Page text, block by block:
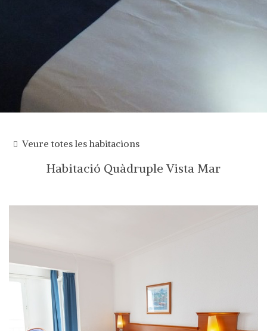
Veure totes les habitacions
Habitació Quàdruple Vista Mar